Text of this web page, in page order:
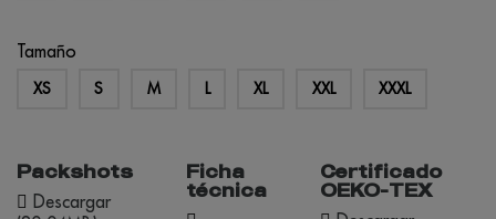
Tamaño
XS S M L XL XXL XXXL
Packshots
Descargar
Ficha
técnica
Certificado
OEKO-TEX